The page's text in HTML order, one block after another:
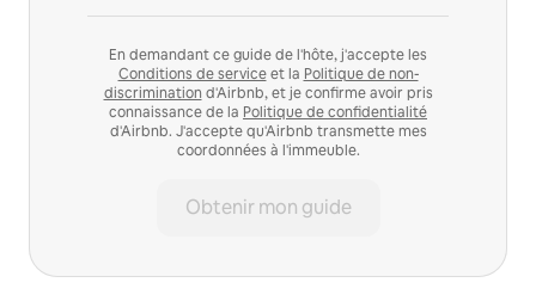
En demandant ce guide de l'hôte, j'accepte les
Conditions de serviceet la Politique de non-
discrimination d'Airbnb, et je confirme avoir pris
connaissance de la Politique de confidentialité
d'Airbnb. J'accepte qu'Airbnb transmette mes
coordonnées à l'immeuble.
Obtenir mon guide